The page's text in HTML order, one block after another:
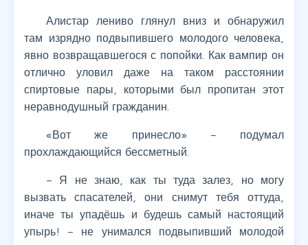
Алистар лениво глянул вниз и обнаружил
там изрядно подвыпившего молодого человека,
явно возвращавшегося с попойки. Как вампир он
отлично уловил даже на таком расстоянии
спиртовые пары, которыми был пропитан этот
неравнодушный гражданин.
«Вот же принесло» – подумал
прохлаждающийся бессметный.
– Я не знаю, как ты туда залез, но могу
вызвать спасателей, они снимут тебя оттуда,
иначе ты упадёшь и будешь самый настоящий
упырь! – не унимался подвыпивший молодой